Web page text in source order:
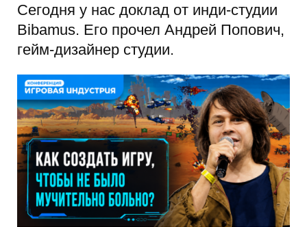
Сегодня у нас доклад от инди-студии
Bibamus. Его прочел Андрей Попович,
гейм-дизайнер студии.